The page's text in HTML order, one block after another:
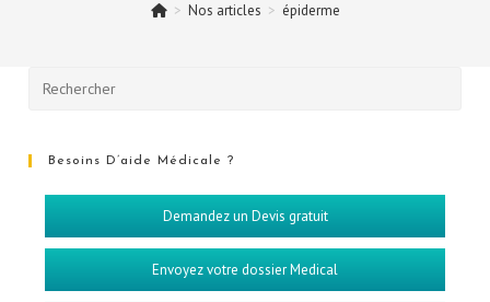
> Nos articles > épiderme
Besoins D’aide Médicale ?
Demandez un Devis gratuit
Envoyez votre dossier Medical